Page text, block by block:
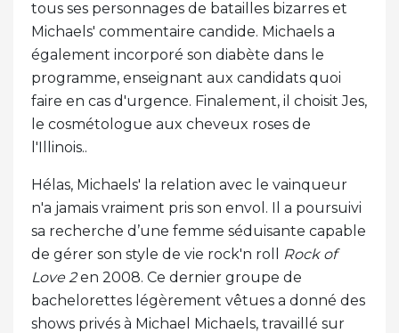
tous ses personnages de batailles bizarres et
Michaels' commentaire candide. Michaels a
également incorporé son diabète dans le
programme, enseignant aux candidats quoi
faire en cas d'urgence. Finalement, il choisit Jes,
le cosmétologue aux cheveux roses de
l'Illinois..
Hélas, Michaels' la relation avec le vainqueur
n'a jamais vraiment pris son envol. Il a poursuivi
sa recherche d’une femme séduisante capable
de gérer son style de vie rock'n roll
Rock of
Love 2en 2008. Ce dernier groupe de
bachelorettes légèrement vêtues a donné des
shows privés à Michael Michaels, travaillé sur